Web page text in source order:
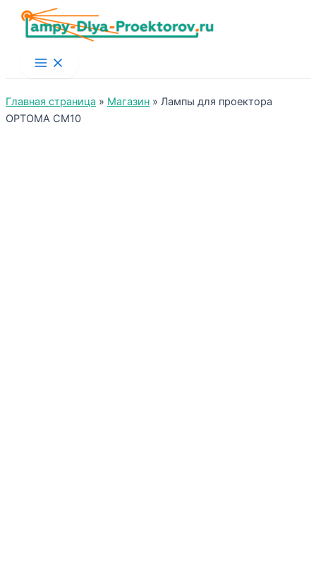
Main
Menu
Главная страница » Магазин » Лампы для проектора
OPTOMA CM10